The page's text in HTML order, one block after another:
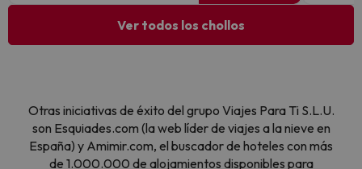
Ver todos los chollos
Otras iniciativas de éxito del grupo Viajes Para Ti S.L.U.
son Esquiades.com (la web líder de viajes a la nieve en
España) y Amimir.com, el buscador de hoteles con más
de 1.000.000 de alojamientos disponibles para